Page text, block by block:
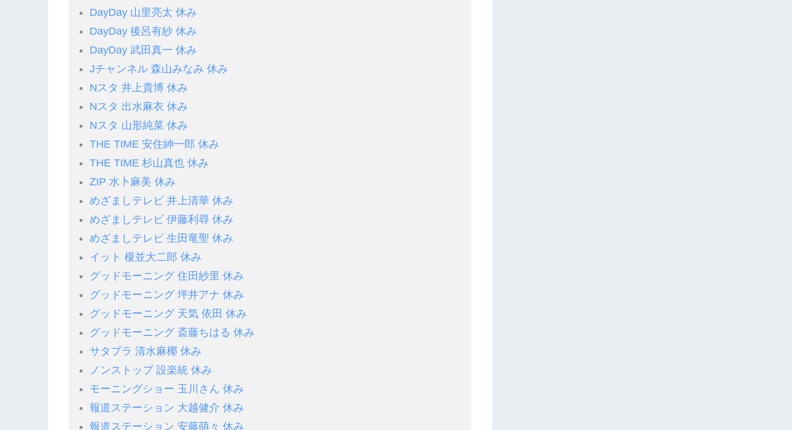
DayDay 山里亮太 休み
DayDay 後呂有紗 休み
DayDay 武田真一 休み
Jチャンネル 森山みなみ 休み
Nスタ 井上貴博 休み
Nスタ 出水麻衣 休み
Nスタ 山形純菜 休み
THE TIME 安住紳一郎 休み
THE TIME 杉山真也 休み
ZIP 水卜麻美 休み
めざましテレビ 井上清華 休み
めざましテレビ 伊藤利尋 休み
めざましテレビ 生田竜聖 休み
イット 榎並大二郎 休み
グッドモーニング 住田紗里 休み
グッドモーニング 坪井アナ 休み
グッドモーニング 天気 依田 休み
グッドモーニング 斎藤ちはる 休み
サタプラ 清水麻椰 休み
ノンストップ 設楽統 休み
モーニングショー 玉川さん 休み
報道ステーション 大越健介 休み
報道ステーション 安藤萌々 休み